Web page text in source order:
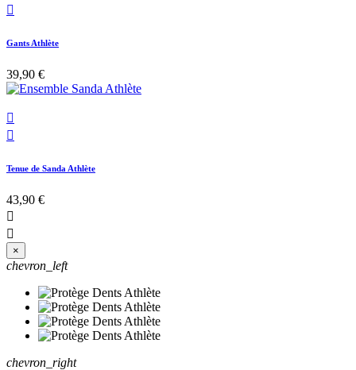

Gants Athlète
39,90 €


Tenue de Sanda Athlète
43,90 €


×
chevron_left
chevron_right